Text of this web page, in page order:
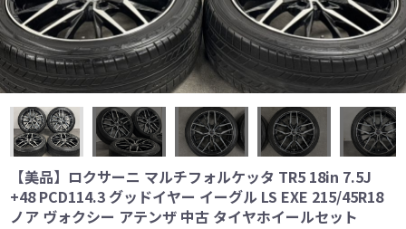
【美品】ロクサーニ マルチフォルケッタ TR5 18in 7.5J
+48 PCD114.3 グッドイヤー イーグル LS EXE 215/45R18
ノア ヴォクシー アテンザ 中古 タイヤホイールセット